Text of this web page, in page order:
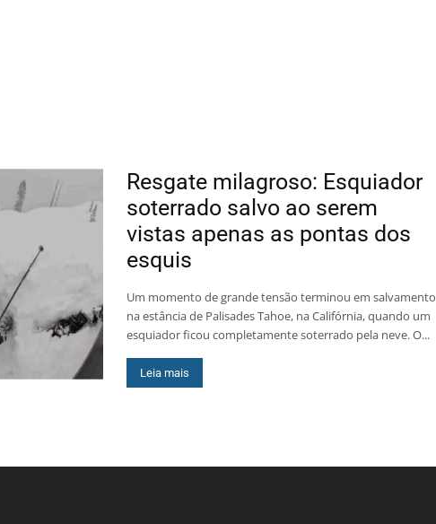
Resgate milagroso: Esquiador
soterrado salvo ao serem
vistas apenas as pontas dos
esquis
Um momento de grande tensão terminou em salvamento
na estância de Palisades Tahoe, na Califórnia, quando um
esquiador ficou completamente soterrado pela neve. O...
Leia mais